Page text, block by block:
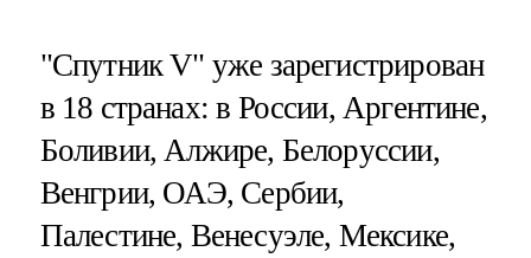
"Спутник V" уже зарегистрирован
в 18 странах: в России, Аргентине,
Боливии, Алжире, Белоруссии,
Венгрии, ОАЭ, Сербии,
Палестине, Венесуэле, Мексике,